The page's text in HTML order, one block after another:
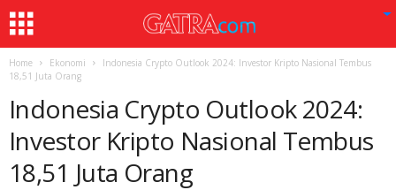
Home Ekonomi
Indonesia Crypto Outlook 2024: Investor Kripto Nasional Tembus
18,51 Juta Orang
Indonesia Crypto Outlook 2024:
Investor Kripto Nasional Tembus
18,51 Juta Orang